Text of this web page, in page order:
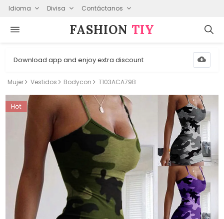
Idioma Divisa Contáctanos
FASHION⁠ TIY
Download app and enjoy extra discount
Mujer Vestidos Bodycon T103ACA79B